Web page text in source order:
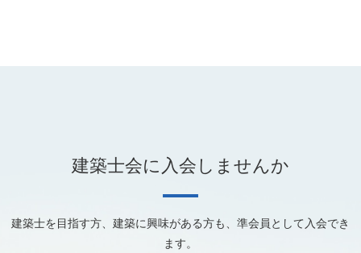
建築士会に入会しませんか
建築士を目指す方、建築に興味がある方も、準会員として入会でき
ます。